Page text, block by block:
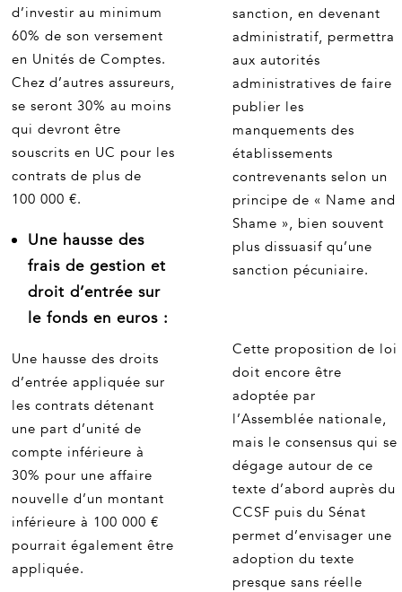
d’investir au minimum
60% de son versement
en Unités de Comptes.
Chez d’autres assureurs,
se seront 30% au moins
qui devront être
souscrits en UC pour les
contrats de plus de
100 000 €.
Une hausse des
frais de gestion et
droit d’entrée sur
le fonds en euros :
Une hausse des droits
d’entrée appliquée sur
les contrats détenant
une part d’unité de
compte inférieure à
30% pour une affaire
nouvelle d’un montant
inférieure à 100 000 €
pourrait également être
appliquée.
sanction, en devenant
administratif, permettra
aux autorités
administratives de faire
publier les
manquements des
établissements
contrevenants selon un
principe de « Name and
Shame », bien souvent
plus dissuasif qu’une
sanction pécuniaire.
Cette proposition de loi
doit encore être
adoptée par
l’Assemblée nationale,
mais le consensus qui se
dégage autour de ce
texte d’abord auprès du
CCSF puis du Sénat
permet d’envisager une
adoption du texte
presque sans réelle